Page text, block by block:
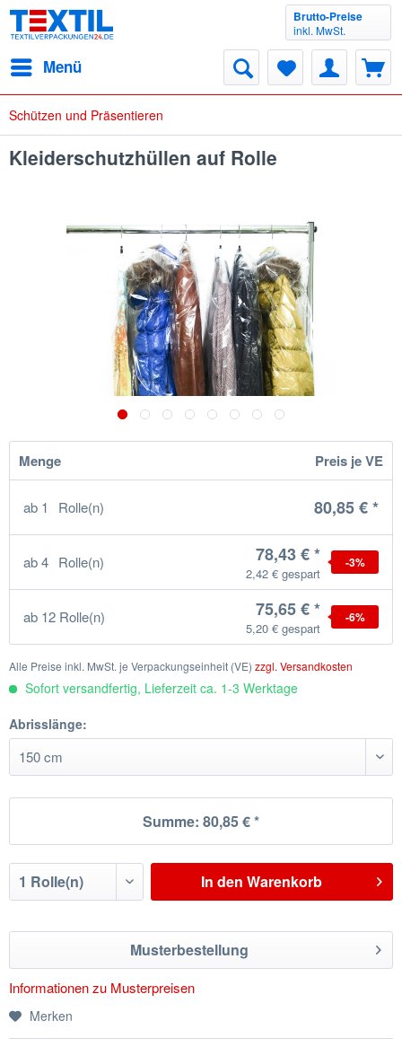
Menü
Brutto-Preise
inkl. MwSt.
Schützen und Präsentieren
Kleiderschutzhüllen auf Rolle
Menge Preis je VE
ab 1 Rolle(n) 80,85 € *
ab4 Rolle(n) 78,43 € *
2,42 € gespart
-3%
ab 12 Rolle(n) 75,65 € *
5,20 € gespart
-6%
Alle Preise inkl. MwSt. je Verpackungseinheit (VE) zzgl. Versandkosten
Sofort versandfertig, Lieferzeit ca. 1-3 Werktage
Abrisslänge:
Summe: 80,85 €*
In den Warenkorb
Musterbestellung
Informationen zu Musterpreisen
Merken